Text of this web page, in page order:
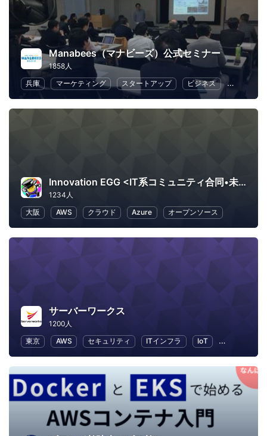
Manabees（マナビーズ）公式セミナー
1858人
兵庫
マーケティング スタートアップ ビジネス ロボット
Innovation EGG <IT系コミュニティ合同•未経験者向け勉強会>
1234人
大阪
AWS クラウド Azure オープンソース
サーバーワークス
1200人
東京
AWS セキュリティ ITインフラ IoT ビジネス